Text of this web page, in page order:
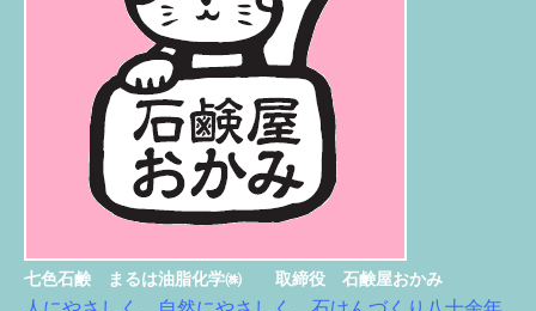
七色石鹸 まるは油脂化学㈱ 取締役 石鹸屋おかみ